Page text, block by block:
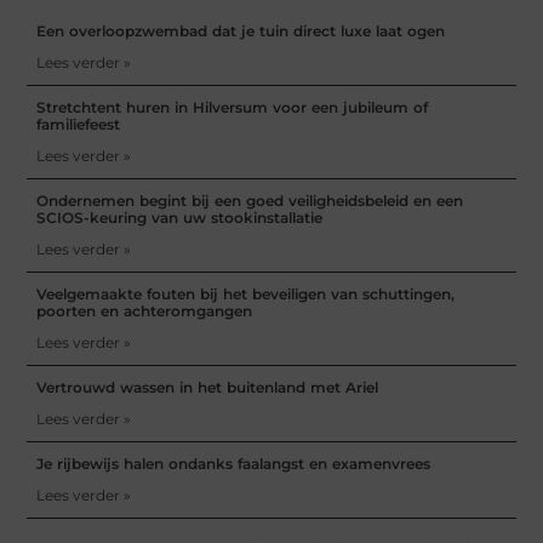
Een overloopzwembad dat je tuin direct luxe laat ogen
Lees verder »
Stretchtent huren in Hilversum voor een jubileum of
familiefeest
Lees verder »
Ondernemen begint bij een goed veiligheidsbeleid en een
SCIOS-keuring van uw stookinstallatie
Lees verder »
Veelgemaakte fouten bij het beveiligen van schuttingen,
poorten en achteromgangen
Lees verder »
Vertrouwd wassen in het buitenland met Ariel
Lees verder »
Je rijbewijs halen ondanks faalangst en examenvrees
Lees verder »